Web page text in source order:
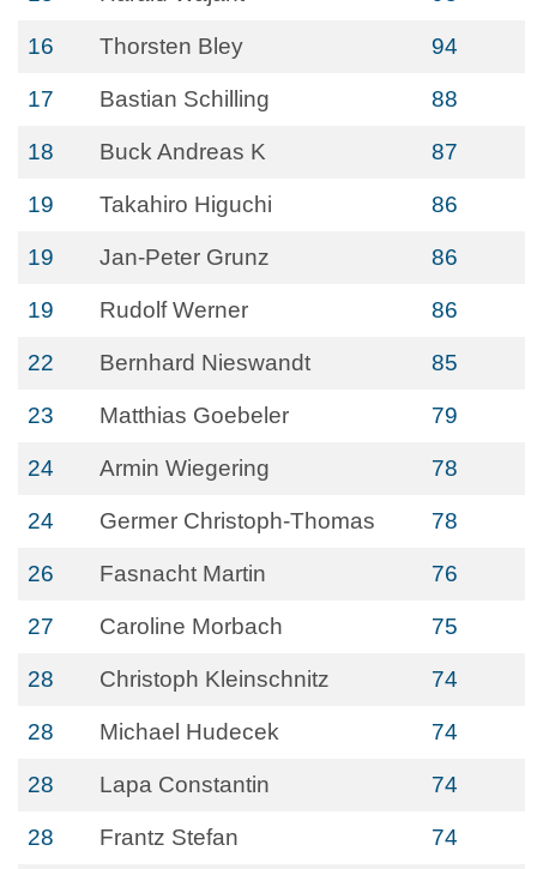
16 Thorsten Bley 94
17 Bastian Schilling 88
18 Buck Andreas K 87
19 Takahiro Higuchi 86
19 Jan-Peter Grunz 86
19 Rudolf Werner 86
22 Bernhard Nieswandt 85
23 Matthias Goebeler 79
24 Armin Wiegering 78
24 Germer Christoph-Thomas 78
26 Fasnacht Martin 76
27 Caroline Morbach 75
28 Christoph Kleinschnitz 74
28 Michael Hudecek 74
28 Lapa Constantin 74
28 Frantz Stefan 74